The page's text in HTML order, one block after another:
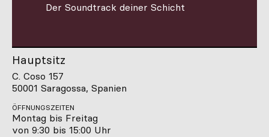
Der Soundtrack deiner Schicht
Hauptsitz
C. Coso 157
50001 Saragossa, Spanien
ÖFFNUNGSZEITEN
Montag bis Freitag
von 9:30 bis 15:00 Uhr